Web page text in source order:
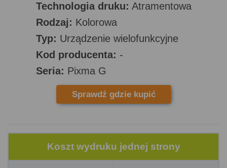
Technologia druku: Atramentowa
Rodzaj: Kolorowa
Typ: Urządzenie wielofunkcyjne
Kod producenta: -
Seria: Pixma G
Sprawdź gdzie kupić
Koszt wydruku jednej strony